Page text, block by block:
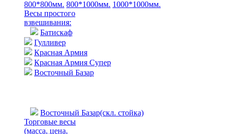
800*800мм. 800*1000мм. 1000*1000мм.
Весы простого
взвешивания:
Батискаф
Гулливер
Красная Армия
Красная Армия Супер
Восточный Базар
Восточный Базар(скл. стойка)
Торговые весы
(масса, цена,